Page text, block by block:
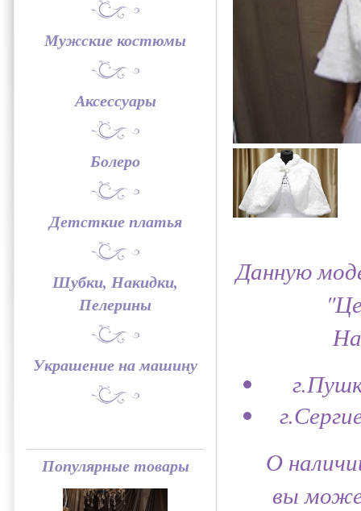
Мужские костюмы
Аксессуары
Болеро
Детсткие платья
Шубки, Накидки,
Пелерины
Украшение на машину
Популярные товары
Данную
О
вы